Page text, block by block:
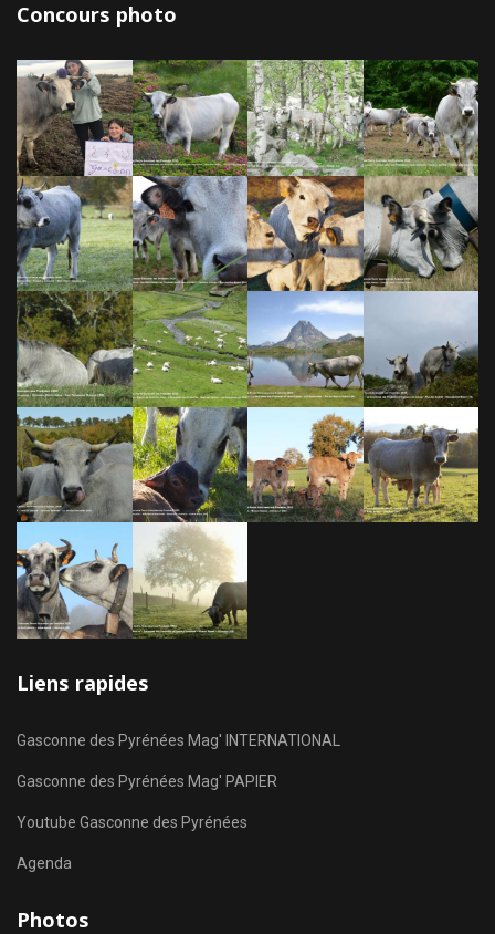
Concours photo
Liens rapides
Gasconne des Pyrénées Mag' INTERNATIONAL
Gasconne des Pyrénées Mag' PAPIER
Youtube Gasconne des Pyrénées
Agenda
Photos